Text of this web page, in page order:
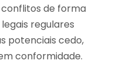
de forma
regulares
potenciais cedo,
conformidade.